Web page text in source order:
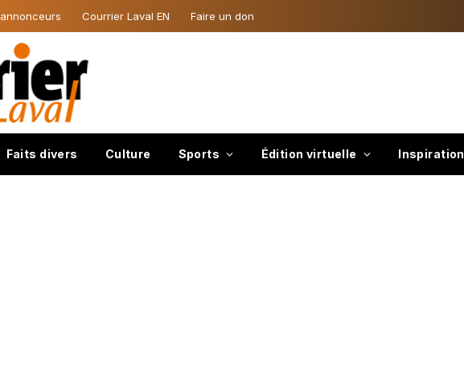
Courrier Laval EN Faire un don
Faits divers Culture Sports Édition virtuelle Inspiration